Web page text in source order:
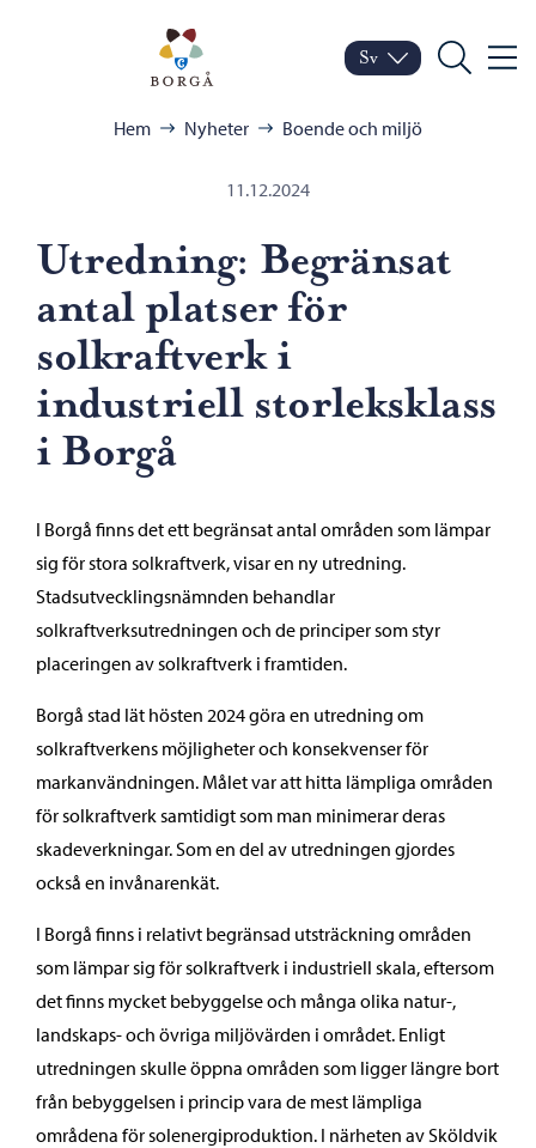
Porvoo – Gå till
Byt språk
Nuvarande språk:
Sv
Sök Meny
Hem Nyheter Boende och miljö
11.12.2024
Utredning: Begränsat
antal platser för
solkraftverk i
industriell storleksklass
i Borgå
I Borgå finns det ett begränsat antal områden som lämpar
sig för stora solkraftverk, visar en ny utredning.
Stadsutvecklingsnämnden behandlar
solkraftverksutredningen och de principer som styr
placeringen av solkraftverk i framtiden.
Borgå stad lät hösten 2024 göra en utredning om
solkraftverkens möjligheter och konsekvenser för
markanvändningen. Målet var att hitta lämpliga områden
för solkraftverk samtidigt som man minimerar deras
skadeverkningar. Som en del av utredningen gjordes
också en invånarenkät.
I Borgå finns i relativt begränsad utsträckning områden
som lämpar sig för solkraftverk i industriell skala, eftersom
det finns mycket bebyggelse och många olika natur-,
landskaps- och övriga miljövärden i området. Enligt
utredningen skulle öppna områden som ligger längre bort
från bebyggelsen i princip vara de mest lämpliga
områdena för solenergiproduktion. I närheten av Sköldvik